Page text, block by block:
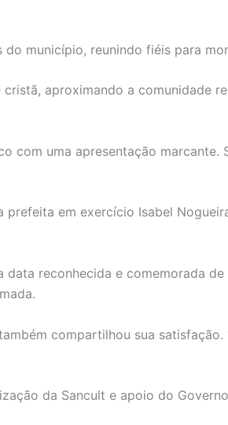
município, reunindo fiéis para
aproximando a comunidade
com uma apresentação marcante.
em exercício Isabel
reconhecida e comemorada
compartilhou sua satisfação.
da Sancult e apoio do